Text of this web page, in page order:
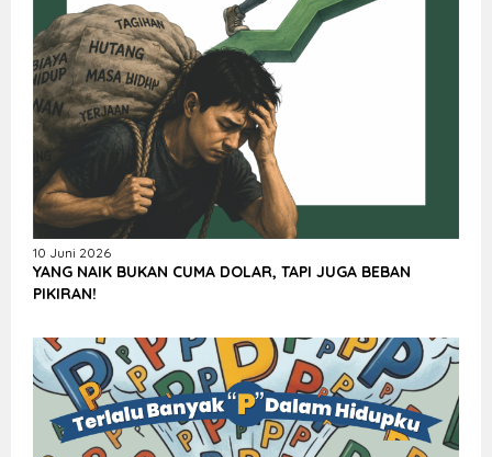
10 Juni 2026
YANG NAIK BUKAN CUMA DOLAR, TAPI JUGA BEBAN
PIKIRAN!